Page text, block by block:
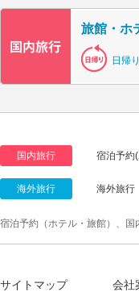
旅館・ホ
日帰
国内旅行 宿泊予約
海外旅行 海外旅行
宿泊予約（ホテル・旅館）、
サイトマップ 会社